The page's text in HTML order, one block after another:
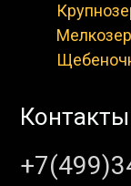
Контакты